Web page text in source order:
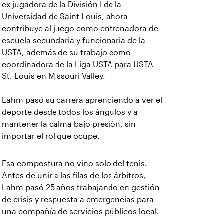
ex jugadora de la División I de la
Universidad de Saint Louis, ahora
contribuye al juego como entrenadora de
escuela secundaria y funcionaria de la
USTA, además de su trabajo como
coordinadora de la Liga USTA para USTA
St. Louis en Missouri Valley.
Lahm pasó su carrera aprendiendo a ver el
deporte desde todos los ángulos y a
mantener la calma bajo presión, sin
importar el rol que ocupe.
Esa compostura no vino solo del tenis.
Antes de unir a las filas de los árbitros,
Lahm pasó 25 años trabajando en gestión
de crisis y respuesta a emergencias para
una compañía de servicios públicos local.